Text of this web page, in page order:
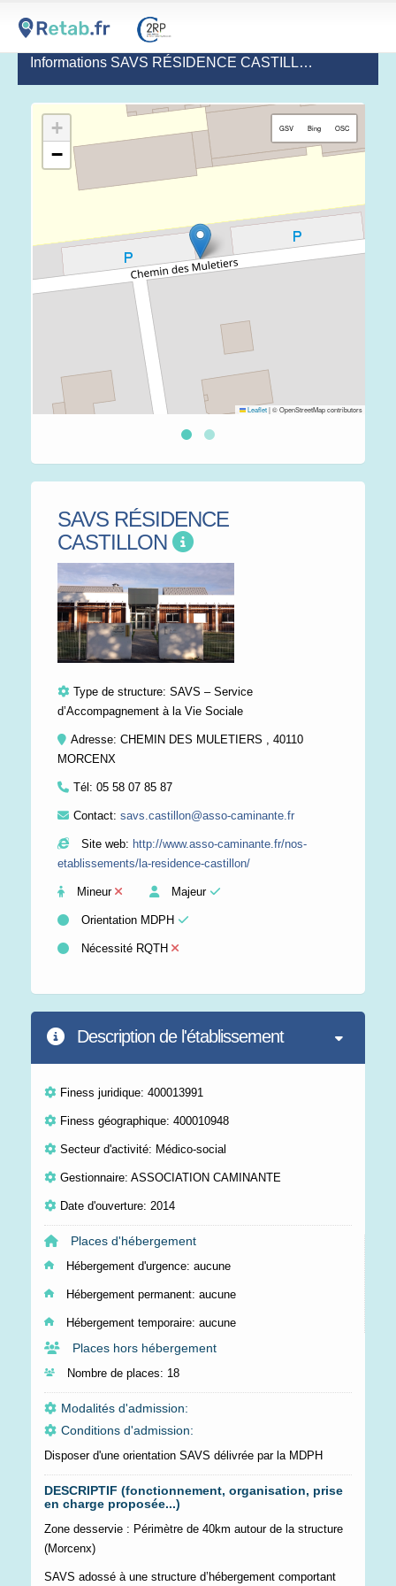
Informations SAVS RÉSIDENCE CASTILLON
+
−
GSV Bing OSC
Leaflet|© OpenStreetMap contributors
SAVS RÉSIDENCE
CASTILLON
Type de structure: SAVS – Service
d’Accompagnement à la Vie Sociale
Adresse: CHEMIN DES MULETIERS , 40110
MORCENX
Tél: 05 58 07 85 87
Contact: savs.castillon@asso-caminante.fr
Site web: http://www.asso-caminante.fr/nos-
etablissements/la-residence-castillon/
Mineur Majeur
Orientation MDPH
Nécessité RQTH
Description de l'établissement
Finess juridique: 400013991
Finess géographique: 400010948
Secteur d'activité: Médico-social
Gestionnaire: ASSOCIATION CAMINANTE
Date d'ouverture: 2014
Places d'hébergement
Hébergement d'urgence: aucune
Hébergement permanent: aucune
Hébergement temporaire: aucune
Places hors hébergement
Nombre de places: 18
Modalités d'admission:
Conditions d'admission:
Disposer d'une orientation SAVS délivrée par la MDPH
DESCRIPTIF (fonctionnement, organisation, prise
en charge proposée...)
Zone desservie : Périmètre de 40km autour de la structure
(Morcenx)
SAVS adossé à une structure d’hébergement comportant